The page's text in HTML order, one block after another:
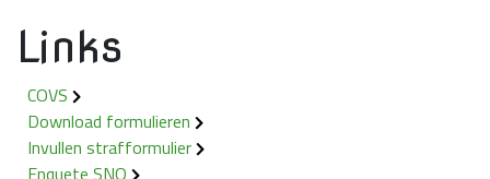
Links
COVS
Download formulieren
Invullen strafformulier
Enquete SNO